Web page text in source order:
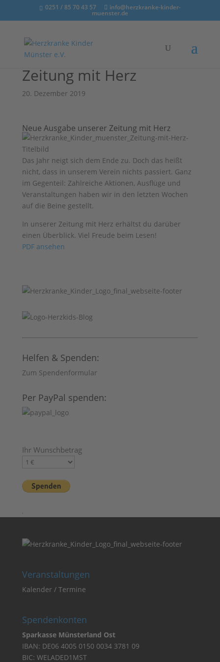
0251 / 85 70 43 57 info@herzkranke-kinder-
muenster.de
Zeitung mit Herz
20. Dezember 2019
Neue Ausgabe unserer Zeitung mit Herz
Das Jahr neigt sich dem Ende zu. Doch das heißt
nicht, dass in unserem Verein nichts passiert. Ganz
im Gegenteil: Zahlreiche Aktionen, Ausflüge und
Veranstaltungen haben wir in den letzten Wochen
auf die Beine gestellt.
In unserer Zeitung mit Herz erhältst du darüber
einen Überblick. Viel Freude beim Lesen!
PDF ansehen
Helfen & Spenden:
Zum Spendenformular
Per PayPal spenden:
Ihr Wunschbetrag
Veranstaltungen
Kalender / Termine
Spendenkonten
Sparkasse Münsterland Ost
IBAN: DE06 4005 0150 0034 3781 09
BIC: WELADED1MST